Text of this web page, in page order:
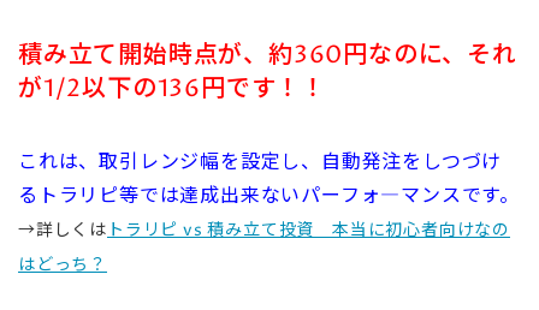
積み立て開始時点が、約360円なのに、それ
が1/2以下の136円です！！
これは、取引レンジ幅を設定し、自動発注をしつづけ
るトラリピ等では達成出来ないパーフォ―マンスです。
→詳しくは トラリピ vs 積み立て投資 本当に初心者向けなの
はどっち？